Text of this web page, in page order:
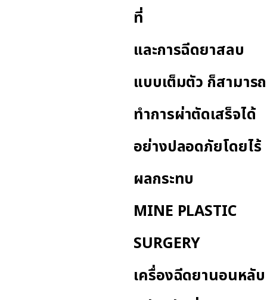
ที่
และการฉีดยาสลบ
แบบเต็มตัว ก็สามารถ
ทำการผ่าตัดเสร็จได้
อย่างปลอดภัยโดยไร้
ผลกระทบ
MINE PLASTIC
SURGERY
เครื่องฉีดยานอนหลับ